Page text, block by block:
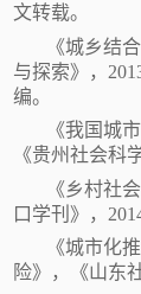
文转载。
《城乡结
与探索》，
编。
《我国城
《贵州社会科
《乡村社会
口学刊》，
《城市化
险》，《山东